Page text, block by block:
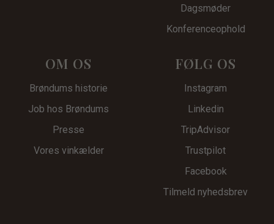
Dagsmøder
Konferenceophold
OM OS
Brøndums historie
Job hos Brøndums
Presse
Vores vinkælder
FØLG OS
Instagram
Linkedin
TripAdvisor
Trustpilot
Facebook
Tilmeld nyhedsbrev